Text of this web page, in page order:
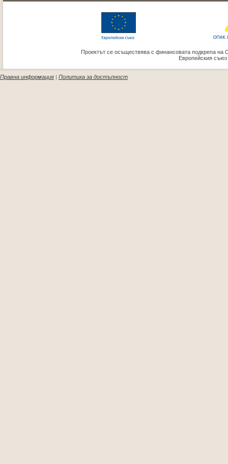
Проектът се осъществява с финансовата подкрепа на
Европейския
Правна информация | Политика за достъпност